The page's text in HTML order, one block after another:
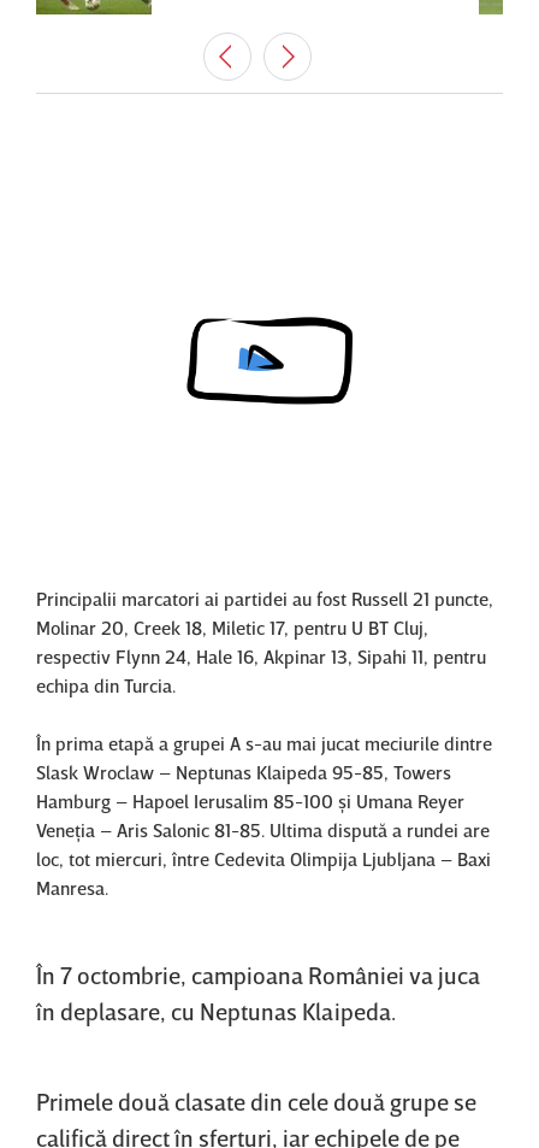
Principalii marcatori ai partidei au fost Russell 21 puncte,
Molinar 20, Creek 18, Miletic 17, pentru U BT Cluj,
respectiv Flynn 24, Hale 16, Akpinar 13, Sipahi 11, pentru
echipa din Turcia.
În prima etapă a grupei A s-au mai jucat meciurile dintre
Slask Wroclaw – Neptunas Klaipeda 95-85, Towers
Hamburg – Hapoel Ierusalim 85-100 şi Umana Reyer
Veneţia – Aris Salonic 81-85. Ultima dispută a rundei are
loc, tot miercuri, între Cedevita Olimpija Ljubljana – Baxi
Manresa.
În 7 octombrie, campioana României va juca
în deplasare, cu Neptunas Klaipeda.
Primele două clasate din cele două grupe se
califică direct în sferturi, iar echipele de pe